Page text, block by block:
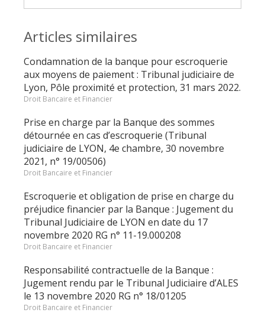
Articles similaires
Condamnation de la banque pour escroquerie
aux moyens de paiement : Tribunal judiciaire de
Lyon, Pôle proximité et protection, 31 mars 2022.
Droit Bancaire et Financier
Prise en charge par la Banque des sommes
détournée en cas d’escroquerie (Tribunal
judiciaire de LYON, 4e chambre, 30 novembre
2021, n° 19/00506)
Droit Bancaire et Financier
Escroquerie et obligation de prise en charge du
préjudice financier par la Banque : Jugement du
Tribunal Judiciaire de LYON en date du 17
novembre 2020 RG n° 11-19.000208
Droit Bancaire et Financier
Responsabilité contractuelle de la Banque :
Jugement rendu par le Tribunal Judiciaire d’ALES
le 13 novembre 2020 RG n° 18/01205
Droit Bancaire et Financier